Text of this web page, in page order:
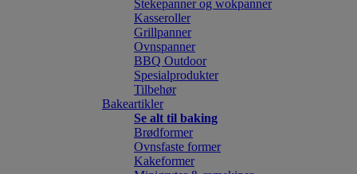
Stekepanner og wokpanner
Kasseroller
Grillpanner
Ovnspanner
BBQ Outdoor
Spesialprodukter
Tilbehør
Bakeartikler
Se alt til baking
Brødformer
Ovnsfaste former
Kakeformer